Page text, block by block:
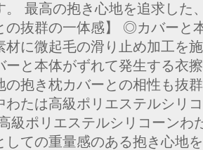
。 最高の抱き心地を追求した
の抜群の一体感】 ◎カバーと
材に微起毛の滑り止め加工を
ーと本体がずれて発生する衣
の抱き枕カバーとの相性も抜
たは高級ポリエステルシリ
級ポリエステルシリコーン
しての重量感のある抱き心地